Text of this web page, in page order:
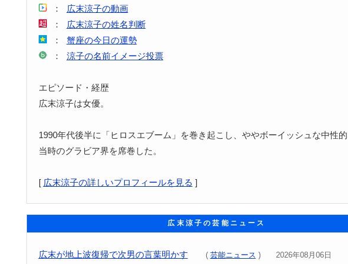
: 広末涼子の動画
: 広末涼子の姓名判断
: 蟹座の今日の運勢
: 涼子の名前イメージ投票
エピソード・経歴
広末涼子は女優。
1990年代後半に「ヒロスエブーム」を巻き起こし、ややボーイッシュな中性
当時のグラビア界を席巻した。
[ 広末涼子の詳しいプロフィールを見る ]
広末涼子の芸能ニュース
広末が地上波復帰で次男の言葉明かす ( 芸能ニュース ) 2026年08月06日